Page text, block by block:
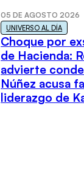
05 DE AGOSTO 2026
UNIVERSO AL DÍA
Choque por
de Hacienda:
advierte
Núñez acusa
liderazgo de